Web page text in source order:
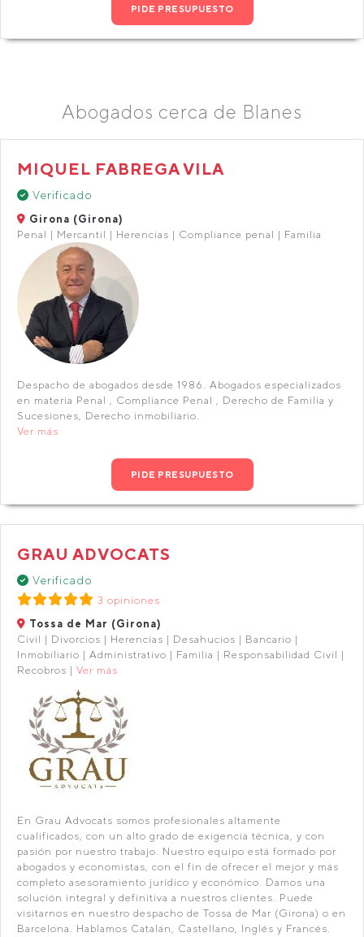
PIDE PRESUPUESTO
Abogados cerca de Blanes
MIQUEL FABREGA VILA
Verificado
Girona (Girona)
Penal | Mercantil | Herencias | Compliance penal | Familia
Despacho de abogados desde 1986.​ Abogados especializados
en materia Penal , Compliance Penal , Derecho de Familia y
Sucesiones, Derecho inmobiliario.
Ver más
PIDE PRESUPUESTO
GRAU ADVOCATS
Verificado
3 opiniones
Tossa de Mar (Girona)
Civil | Divorcios | Herencias | Desahucios | Bancario |
Inmobiliario | Administrativo | Familia | Responsabilidad Civil |
Recobros | Ver más
En Grau Advocats somos profesionales altamente
cualificados, con un alto grado de exigencia técnica, y con
pasión por nuestro trabajo. Nuestro equipo está formado por
abogados y economistas, con el fin de ofrecer el mejor y más
completo asesoramiento jurídico y económico. Damos una
solución integral y definitiva a nuestros clientes. Puede
visitarnos en nuestro despacho de Tossa de Mar (Girona) o en
Barcelona. Hablamos Catalán, Castellano, Inglés y Francés.